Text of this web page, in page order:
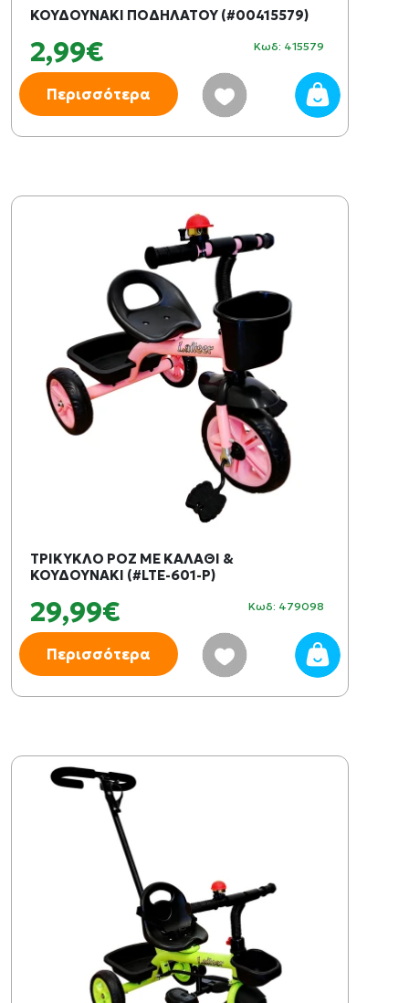
ΚΟΥΔΟΥΝΑΚΙ ΠΟΔΗΛΑΤΟΥ (#00415579)
2,99€ Κωδ: 415579
Περισσότερα
ΤΡΙΚΥΚΛΟ ΡΟΖ ΜΕ ΚΑΛΑΘΙ &
ΚΟΥΔΟΥΝΑΚΙ (#LTE-601-P)
29,99€ Κωδ: 479098
Περισσότερα